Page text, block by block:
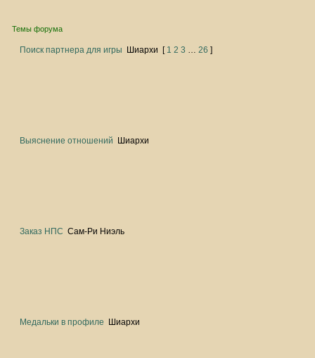
Темы форума
Поиск партнера для игры Шиархи [ 1 2 3 … 26 ]
Выяснение отношений Шиархи
Заказ НПС Сам-Ри Ниэль
Медальки в профиле Шиархи